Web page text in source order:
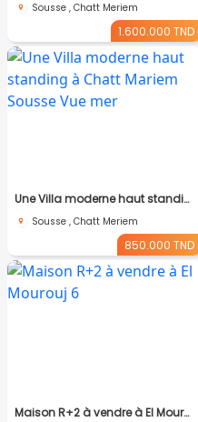
Sousse , Chatt Meriem
1.600.000 TND
Une Villa moderne haut standing à Chatt Mariem Sousse Vue mer
Sousse , Chatt Meriem
850.000 TND
Maison R+2 à vendre à El Mourouj 6